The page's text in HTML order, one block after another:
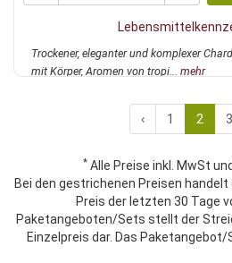
Trockener, eleganter und komplexer
mit Körper, Aromen von tropi... mehr
‹ 1 2 3
*Alle Preise inkl. MwSt
Bei den gestrichenen Preisen
Preis der letzten 30 Tage
Paketangeboten/Sets stellt der
Einzelpreis dar. Das